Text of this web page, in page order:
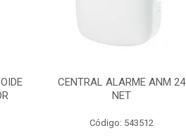
CENTRAL ALARME ANM 24
NET
Código: 543512